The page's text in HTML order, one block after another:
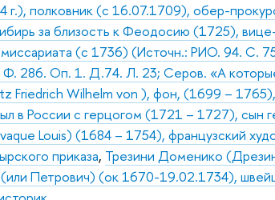
г.), полковник (с 16.07.1709), обер-
за близость к Феодосию (1725),
(с 1736) (Источн.: РИО. 94. С.
286. Оп. 1. Д.74. Л. 23; Серов. «А
Friedrich Wilhelm von ), фон, (1699 –
в России с герцогом (1721 – 1727), сын
Louis) (1684 – 1754), французский
приказа, Трезини Доменико
Петрович) (ок 1670-19.02.1734),